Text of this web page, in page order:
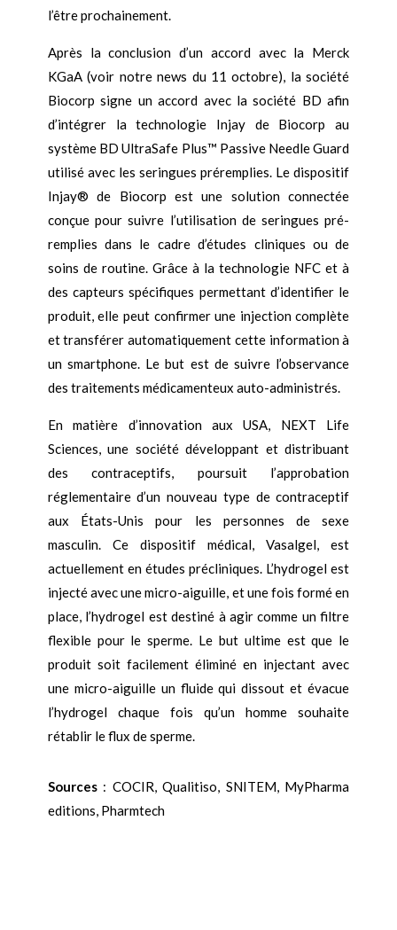
l’être prochainement.
Après la conclusion d’un accord avec la Merck
KGaA (voir notre news du 11 octobre), la société
Biocorp signe un accord avec la société BD afin
d’intégrer la technologie Injay de Biocorp au
système BD UltraSafe Plus™ Passive Needle Guard
utilisé avec les seringues préremplies. Le dispositif
Injay® de Biocorp est une solution connectée
conçue pour suivre l’utilisation de seringues pré-
remplies dans le cadre d’études cliniques ou de
soins de routine. Grâce à la technologie NFC et à
des capteurs spécifiques permettant d’identifier le
produit, elle peut confirmer une injection complète
et transférer automatiquement cette information à
un smartphone. Le but est de suivre l’observance
des traitements médicamenteux auto-administrés.
En matière d’innovation aux USA, NEXT Life
Sciences, une société développant et distribuant
des contraceptifs, poursuit l’approbation
réglementaire d’un nouveau type de contraceptif
aux États-Unis pour les personnes de sexe
masculin. Ce dispositif médical, Vasalgel, est
actuellement en études précliniques. L’hydrogel est
injecté avec une micro-aiguille, et une fois formé en
place, l’hydrogel est destiné à agir comme un filtre
flexible pour le sperme. Le but ultime est que le
produit soit facilement éliminé en injectant avec
une micro-aiguille un fluide qui dissout et évacue
l’hydrogel chaque fois qu’un homme souhaite
rétablir le flux de sperme.
Sources: COCIR, Qualitiso, SNITEM, MyPharma
editions, Pharmtech